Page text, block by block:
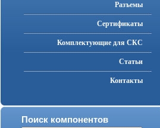
Разъемы
Cертификаты
Комплектующие для СКС
Статьи
Контакты
Поиск компонентов